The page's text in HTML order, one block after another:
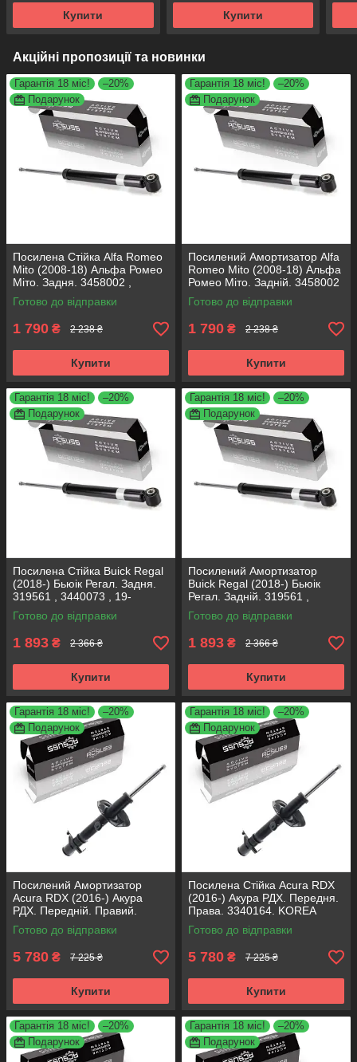
Купити Купити
Акційні пропозиції та новинки
Гарантія 18 міс!
–20%
Подарунок
Посилена Стійка Alfa Romeo
Mito (2008-18) Альфа Ромео
Міто. Задня. 3458002 ,
317722. KOREA Аксусс!
Готово до відправки
1 790 ₴ 2 238 ₴
Купити
Гарантія 18 міс!
–20%
Подарунок
Посилений Амортизатор Alfa
Romeo Mito (2008-18) Альфа
Ромео Міто. Задній. 3458002
, 317722. KOREA Аксусс!
Готово до відправки
1 790 ₴ 2 238 ₴
Купити
Гарантія 18 міс!
–20%
Подарунок
Посилена Стійка Buick Regal
(2018-) Бьюік Регал. Задня.
319561 , 3440073 , 19-
280615. KOREA Аксусс!
Готово до відправки
1 893 ₴ 2 366 ₴
Купити
Гарантія 18 міс!
–20%
Подарунок
Посилений Амортизатор
Buick Regal (2018-) Бьюік
Регал. Задній. 319561 ,
3440073 , 19-280615. KOREA
Аксусс!
Готово до відправки
1 893 ₴ 2 366 ₴
Купити
Гарантія 18 міс!
–20%
Подарунок
Посилений Амортизатор
Acura RDX (2016-) Акура
РДХ. Передній. Правий.
3340164. KOREA Аксусс!
Готово до відправки
5 780 ₴ 7 225 ₴
Купити
Гарантія 18 міс!
–20%
Подарунок
Посилена Стійка Acura RDX
(2016-) Акура РДХ. Передня.
Права. 3340164. KOREA
Аксусс!
Готово до відправки
5 780 ₴ 7 225 ₴
Купити
Гарантія 18 міс!
–20%
Подарунок
Гарантія 18 міс!
–20%
Подарунок